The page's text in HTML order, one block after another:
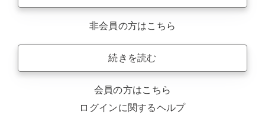
非会員の方はこちら
続きを読む
会員の方はこちら
ログインに関するヘルプ